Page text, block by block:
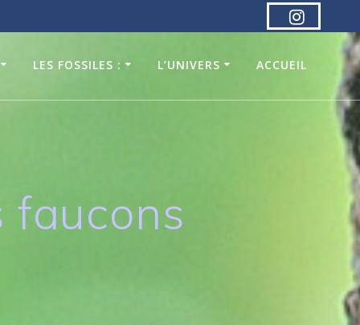
LES FOSSILES : L’UNIVERS ACCUEIL
faucons